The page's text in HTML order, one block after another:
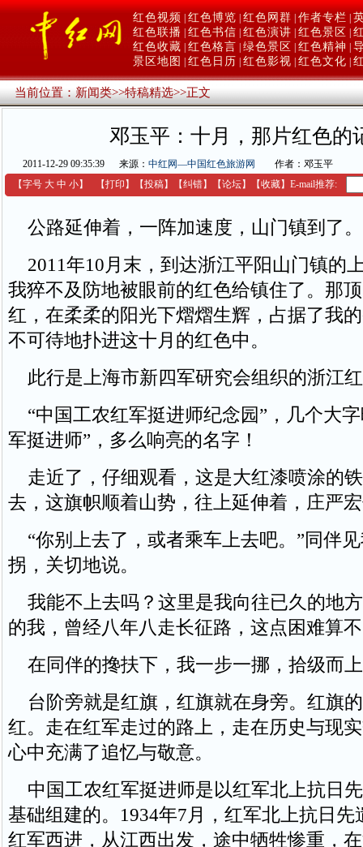
红色视频 红色博览 红色网群 作者专栏
红色联播 红色书信 红色演讲 红色景区
红色收藏 红色格言 绿色景区 红色精神
景区地图
红色日历 红色影视 红色文化
当前位置：新闻类>>特稿精选>>正文
邓玉平：十月，那片红色的
2011-12-29 09:35:39 来源： 中红网—中国红色旅游网
作者：邓玉平
【字号 大 中 小】 【打印 】 【投稿】 【纠错】 【论坛】 【收藏】 E-mail推荐:
公路延伸着，一阵加速度，山门镇到了。
2011年10月末，到达浙江平阳山门镇的
我猝不及防地被眼前的红色给镇住了。那
红，在柔柔的阳光下熠熠生辉，占据了我
不可待地扑进这十月的红色中。
此行是上海市新四军研究会组织的浙江
“中国工农红军挺进师纪念园”，几个大
军挺进师”，多么响亮的名字！
走近了，仔细观看，这是大红漆喷涂的
去，这旗帜顺着山势，往上延伸着，庄严
“你别上去了，或者乘车上去吧。”同伴
拐，关切地说。
我能不上去吗？这里是我向往已久的地
的我，曾经八年八走长征路，这点困难算
在同伴的搀扶下，我一步一挪，拾级而
台阶旁就是红旗，红旗就在身旁。红旗
红。走在红军走过的路上，走在历史与现
心中充满了追忆与敬意。
中国工农红军挺进师是以红军北上抗日
基础组建的。1934年7月，红军北上抗日先
红军西进，从江西出发，途中牺牲惨重，